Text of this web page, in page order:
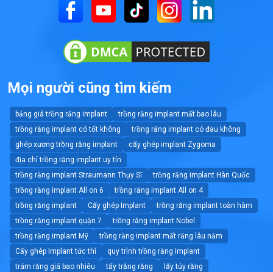
Mọi người cũng tìm kiếm
bảng giá trồng răng implant
trồng răng implant mất bao lâu
trồng răng implant có tốt không
trồng răng implant có đau không
ghép xương trồng răng implant
cấy ghép implant Zygoma
địa chỉ trồng răng implant uy tín
trồng răng implant Straumann Thụy Sĩ
trồng răng implant Hàn Quốc
trồng răng implant All on 6
trồng răng implant All on 4
trồng răng implant
Cấy ghép Implant
trồng răng implant toàn hàm
trồng răng implant quận 7
trồng răng implant Nobel
trồng răng implant Mỹ
trồng răng implant mất răng lâu năm
Cấy ghép Implant tức thì
quy trình trồng răng implant
trám răng giá bao nhiêu
tẩy trắng răng
lấy tủy răng